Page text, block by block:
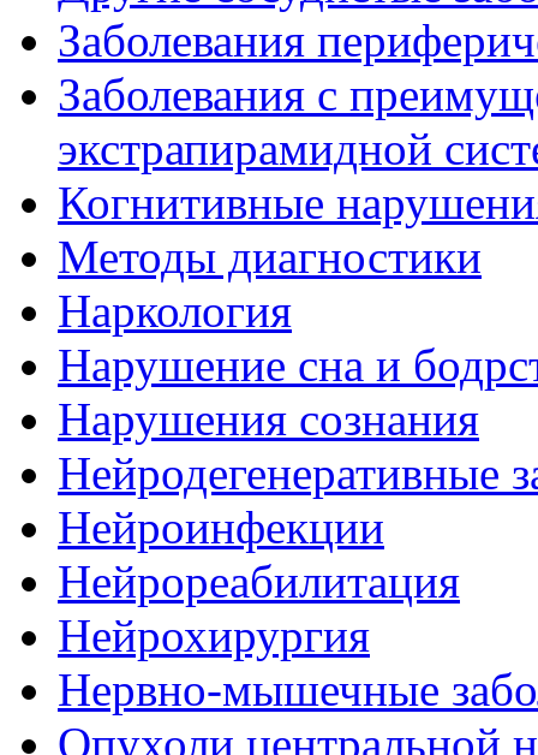
Заболевания
Заболевания с
экстрапирамидной
Когнитивные
Методы диагностики
Наркология
Нарушение сна и
Нарушения сознания
Нейродегенеративные
Нейроинфекции
Нейрореабилитация
Нейрохирургия
Нервно-мышечные
Опухоли центральной